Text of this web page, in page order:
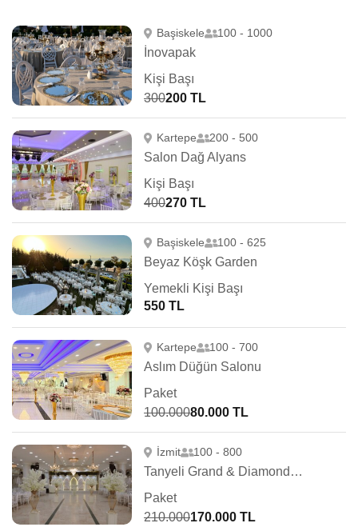
Başiskele 100 - 1000
İnovapak
Kişi Başı
300200 TL
Kartepe 200 - 500
Salon Dağ Alyans
Kişi Başı
400270 TL
Başiskele 100 - 625
Beyaz Köşk Garden
Yemekli Kişi Başı
550 TL
Kartepe 100 - 700
Aslım Düğün Salonu
Paket
100.00080.000 TL
İzmit 100 - 800
Tanyeli Grand & Diamond Düğün Salonları
Paket
210.000170.000 TL